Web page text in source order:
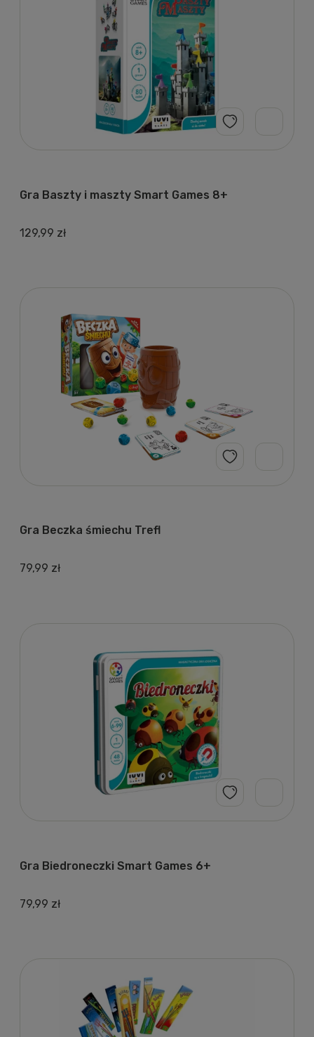
Gra Baszty i maszty Smart Games 8+
129,99 zł
Gra Beczka śmiechu Trefl
79,99 zł
Gra Biedroneczki Smart Games 6+
79,99 zł